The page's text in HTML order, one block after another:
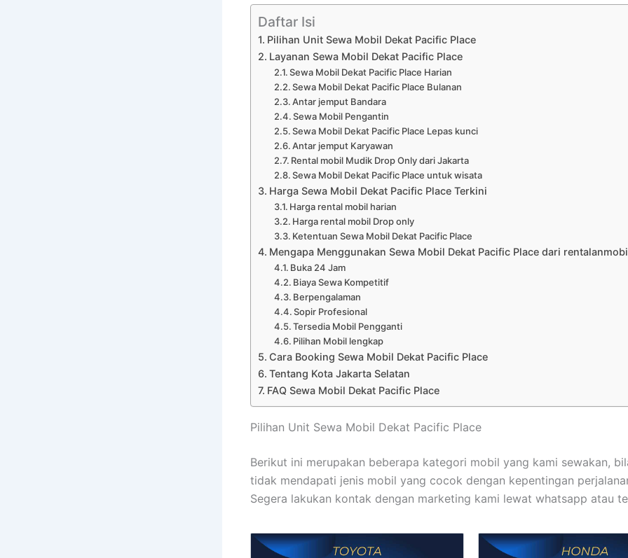
Daftar Isi
Pilihan Unit Sewa Mobil Dekat Pacific Place
Layanan Sewa Mobil Dekat Pacific Place
Sewa Mobil Dekat Pacific Place Harian
Sewa Mobil Dekat Pacific Place Bulanan
Antar jemput Bandara
Sewa Mobil Pengantin
Sewa Mobil Dekat Pacific Place Lepas kunci
Antar jemput Karyawan
Rental mobil Mudik Drop Only dari Jakarta
Sewa Mobil Dekat Pacific Place untuk wisata
Harga Sewa Mobil Dekat Pacific Place Terkini
Harga rental mobil harian
Harga rental mobil Drop only
Ketentuan Sewa Mobil Dekat Pacific Place
Mengapa Menggunakan Sewa Mobil Dekat Pacific Place dari
Buka 24 Jam
Biaya Sewa Kompetitif
Berpengalaman
Sopir Profesional
Tersedia Mobil Pengganti
Pilihan Mobil lengkap
Cara Booking Sewa Mobil Dekat Pacific Place
Tentang Kota Jakarta Selatan
FAQ Sewa Mobil Dekat Pacific Place
Pilihan Unit Sewa Mobil Dekat Pacific Place
Berikut ini merupakan beberapa kategori mobil yang kami sewakan,
tidak mendapati jenis mobil yang cocok dengan kepentingan
Segera lakukan kontak dengan marketing kami lewat whatsapp atau